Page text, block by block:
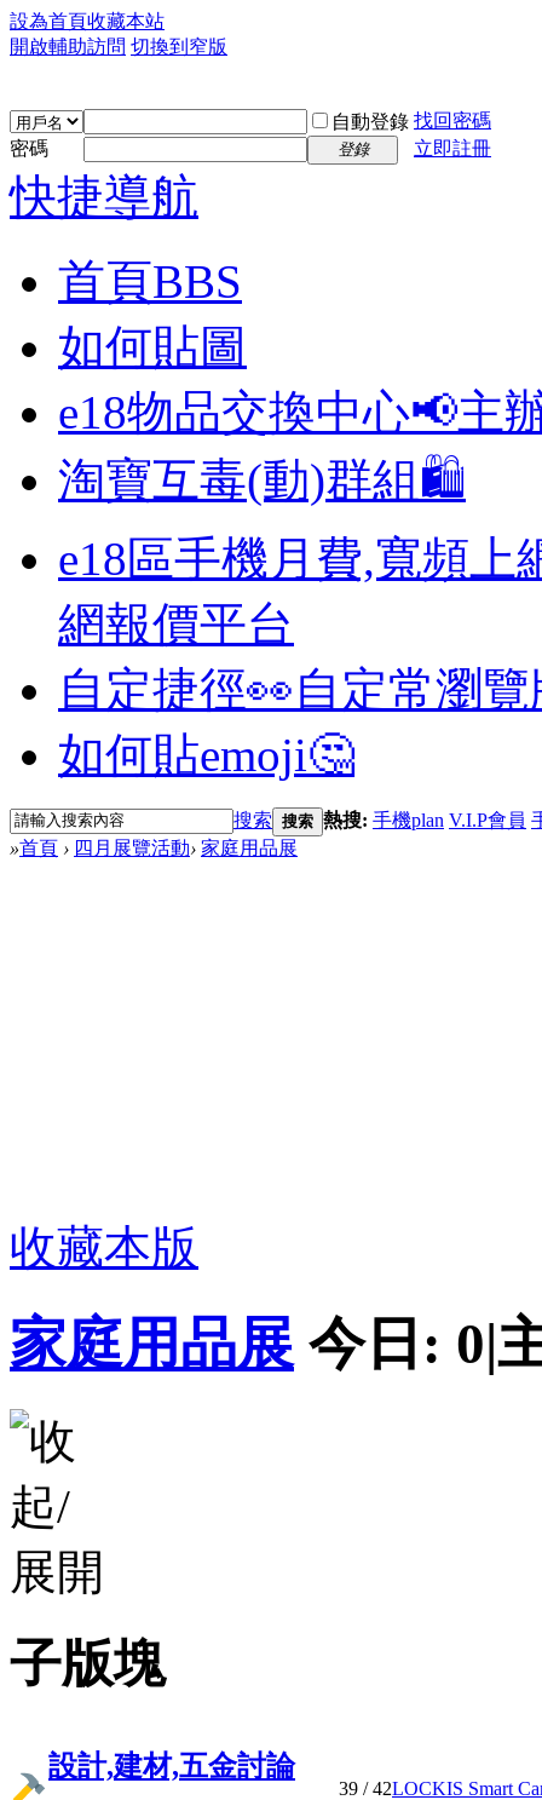
設為首頁收藏本站
開啟輔助訪問 切換到窄版
自動登錄 找回密碼
密碼
登錄 立即註冊
快捷導航
首頁BBS
如何貼圖
e18物品交換中心📢主
淘寶互毒(動)群組🛍️
e18區手機月費,寬頻上
網報價平台
自定捷徑👀自定常瀏
如何貼emoji🤔
搜索 搜索 熱搜: 手機plan V.I.P會員
»首頁 › 四月展覽活動› 家庭用品展
收藏本版
家庭用品展 今日: 0|
子版塊
設計,建材,五金討論
39 / 42LOCKIS Smart